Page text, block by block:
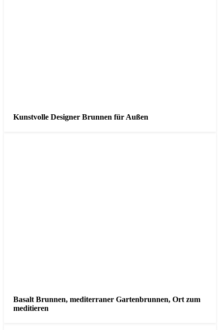
Kunstvolle Designer Brunnen für Außen
Basalt Brunnen, mediterraner Gartenbrunnen, Ort zum
meditieren